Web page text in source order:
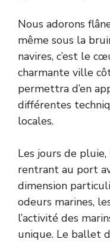
Nous adorons
même sous la
navires, c’est le
charmante ville
permettra d’en
différentes
locales.
Les jours de
rentrant au port
dimension
odeurs marines,
l’activité des
unique. Le ballet